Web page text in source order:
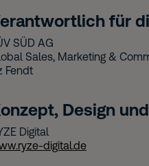
für
SÜD AG
Sales, Marketing &
Fendt
Design
Digital
digital.de